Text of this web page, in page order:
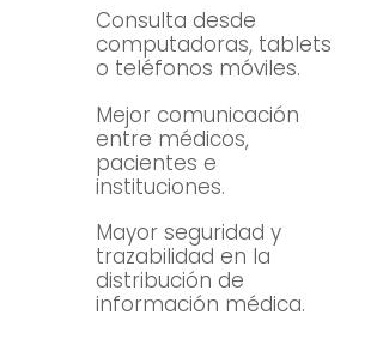
Consulta desde
computadoras, tablets
o teléfonos móviles.
Mejor comunicación
entre médicos,
pacientes e
instituciones.
Mayor seguridad y
trazabilidad en la
distribución de
información médica.